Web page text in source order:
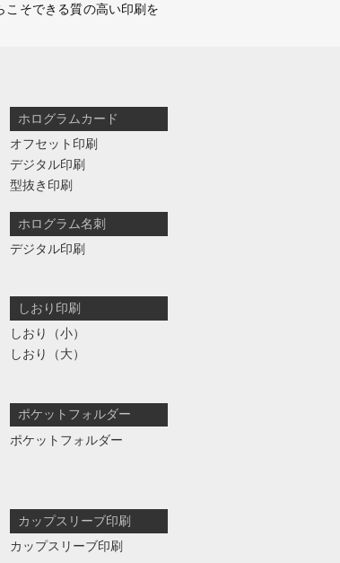
そできる質の高い印刷を
ホログラムカード
オフセット印刷
デジタル印刷
型抜き印刷
ホログラム名刺
デジタル印刷
しおり印刷
しおり（小）
しおり（大）
ポケットフォルダー
ポケットフォルダー
カップスリーブ印刷
カップスリーブ印刷